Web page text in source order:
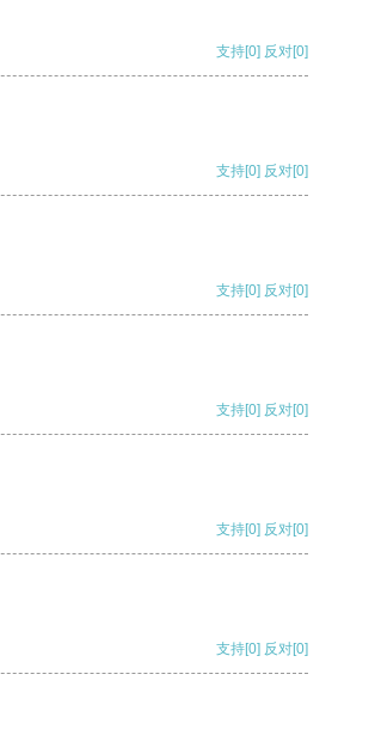
支持[0] 反对[0]
支持[0] 反对[0]
支持[0] 反对[0]
支持[0] 反对[0]
支持[0] 反对[0]
支持[0] 反对[0]